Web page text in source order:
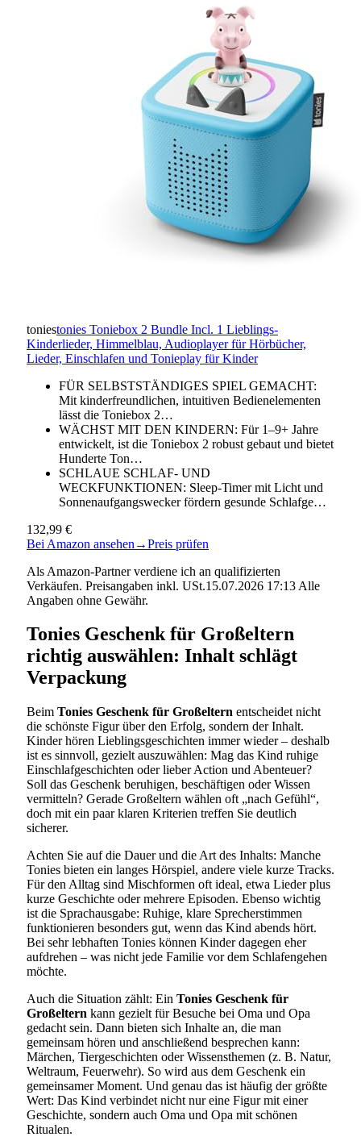
toniestonies Toniebox 2 Bundle Incl. 1 Lieblings-
Kinderlieder, Himmelblau, Audioplayer für Hörbücher,
Lieder, Einschlafen und Tonieplay für Kinder
FÜR SELBSTSTÄNDIGES SPIEL GEMACHT:
Mit kinderfreundlichen, intuitiven Bedienelementen
lässt die Toniebox 2…
WÄCHST MIT DEN KINDERN: Für 1–9+ Jahre
entwickelt, ist die Toniebox 2 robust gebaut und bietet
Hunderte Ton…
SCHLAUE SCHLAF- UND
WECKFUNKTIONEN: Sleep-Timer mit Licht und
Sonnenaufgangswecker fördern gesunde Schlafge…
132,99 €
Bei Amazon ansehen →Preis prüfen
Als Amazon-Partner verdiene ich an qualifizierten
Verkäufen. Preisangaben inkl. USt.15.07.2026 17:13 Alle
Angaben ohne Gewähr.
Tonies Geschenk für Großeltern
richtig auswählen: Inhalt schlägt
Verpackung
Beim Tonies Geschenk für Großeltern entscheidet nicht
die schönste Figur über den Erfolg, sondern der Inhalt.
Kinder hören Lieblingsgeschichten immer wieder – deshalb
ist es sinnvoll, gezielt auszuwählen: Mag das Kind ruhige
Einschlafgeschichten oder lieber Action und Abenteuer?
Soll das Geschenk beruhigen, beschäftigen oder Wissen
vermitteln? Gerade Großeltern wählen oft „nach Gefühl“,
doch mit ein paar klaren Kriterien treffen Sie deutlich
sicherer.
Achten Sie auf die Dauer und die Art des Inhalts: Manche
Tonies bieten ein langes Hörspiel, andere viele kurze Tracks.
Für den Alltag sind Mischformen oft ideal, etwa Lieder plus
kurze Geschichte oder mehrere Episoden. Ebenso wichtig
ist die Sprachausgabe: Ruhige, klare Sprecherstimmen
funktionieren besonders gut, wenn das Kind abends hört.
Bei sehr lebhaften Tonies können Kinder dagegen eher
aufdrehen – was nicht jede Familie vor dem Schlafengehen
möchte.
Auch die Situation zählt: Ein Tonies Geschenk für
Großeltern kann gezielt für Besuche bei Oma und Opa
gedacht sein. Dann bieten sich Inhalte an, die man
gemeinsam hören und anschließend besprechen kann:
Märchen, Tiergeschichten oder Wissensthemen (z. B. Natur,
Weltraum, Feuerwehr). So wird aus dem Geschenk ein
gemeinsamer Moment. Und genau das ist häufig der größte
Wert: Das Kind verbindet nicht nur eine Figur mit einer
Geschichte, sondern auch Oma und Opa mit schönen
Ritualen.